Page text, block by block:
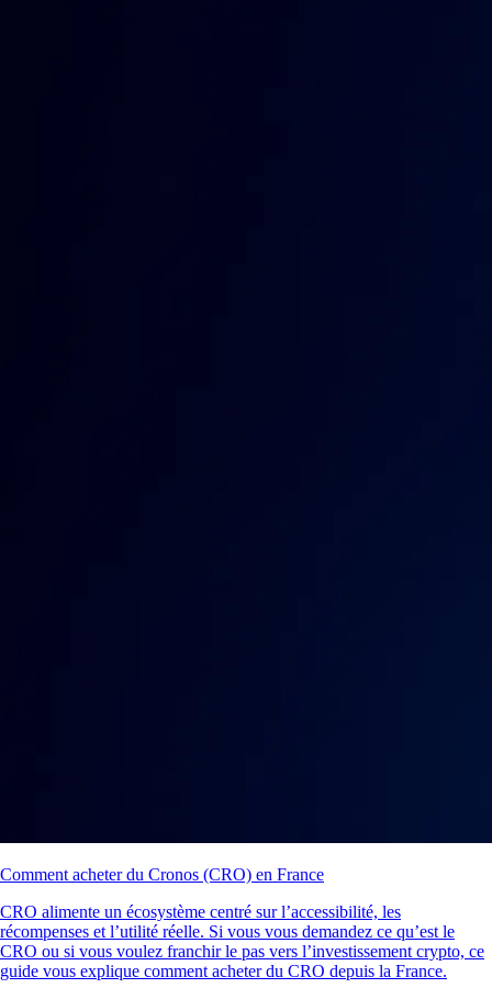
Comment acheter du Cronos (CRO) en France
CRO alimente un écosystème centré sur l’accessibilité, les
récompenses et l’utilité réelle. Si vous vous demandez ce qu’est le
CRO ou si vous voulez franchir le pas vers l’investissement crypto, ce
guide vous explique comment acheter du CRO depuis la France.